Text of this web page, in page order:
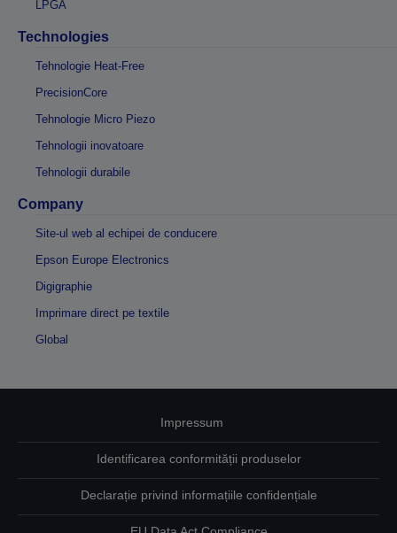
LPGA
Technologies
Tehnologie Heat-Free
PrecisionCore
Tehnologie Micro Piezo
Tehnologii inovatoare
Tehnologii durabile
Company
Site-ul web al echipei de conducere
Epson Europe Electronics
Digigraphie
Imprimare direct pe textile
Global
Impressum
Identificarea conformității produselor
Declarație privind informațiile confidențiale